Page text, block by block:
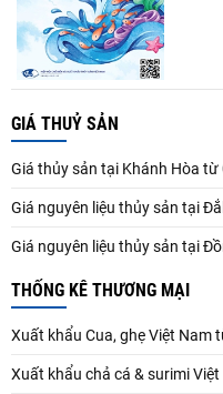
GIÁ THUỶ SẢN
Giá thủy sản tại Khánh Hòa
Giá nguyên liệu thủy sản tại
Giá nguyên liệu thủy sản tại
THỐNG KÊ THƯƠNG MẠI
Xuất khẩu Cua, ghẹ Việt
Xuất khẩu chả cá & surimi